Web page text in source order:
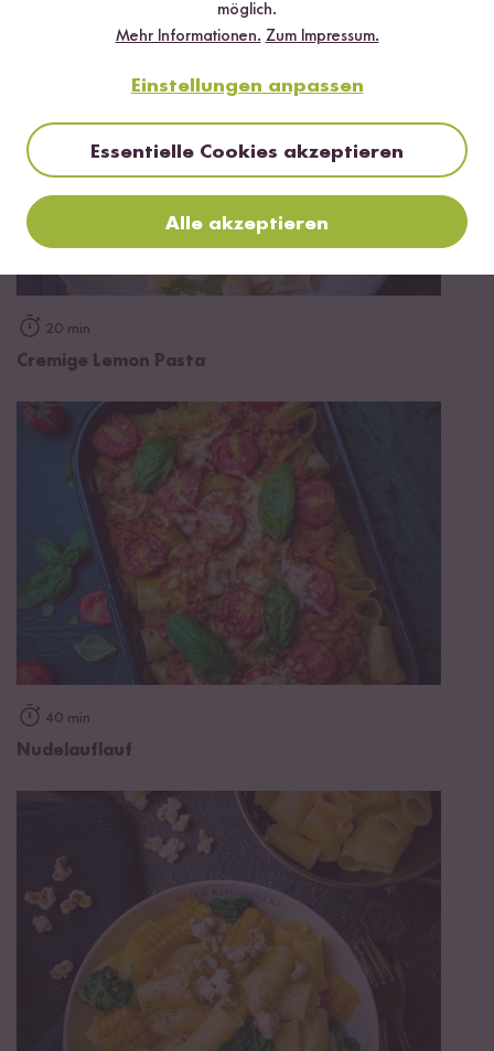
20 min
Cremige Lemon Pasta
40 min
Nudelauflauf
möglich.
Mehr Informationen. Zum Impressum.
Einstellungen anpassen
Essentielle Cookies akzeptieren
Alle akzeptieren